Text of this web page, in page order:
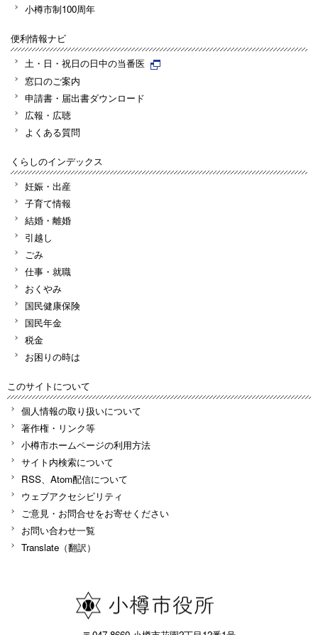
小樽市制100周年
便利情報ナビ
土・日・祝日の日中の当番医
窓口のご案内
申請書・届出書ダウンロード
広報・広聴
よくある質問
くらしのインデックス
妊娠・出産
子育て情報
結婚・離婚
引越し
ごみ
仕事・就職
おくやみ
国民健康保険
国民年金
税金
お困りの時は
このサイトについて
個人情報の取り扱いについて
著作権・リンク等
小樽市ホームページの利用方法
サイト内検索について
RSS、Atom配信について
ウェブアクセシビリティ
ご意見・お問合せをお寄せください
お問い合わせ一覧
Translate（翻訳）